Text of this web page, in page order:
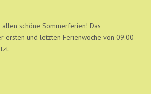
allen schöne Sommerferien! Das
ersten und letzten Ferienwoche von 09.00